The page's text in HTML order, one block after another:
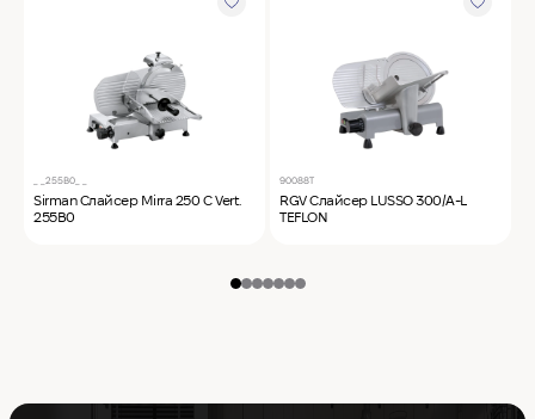
_ _255B0_ _
Sirman Слайсер Mirra 250 C Vert.
255B0
90088T
RGV Слайсер LUSSO 300/A-L
TEFLON